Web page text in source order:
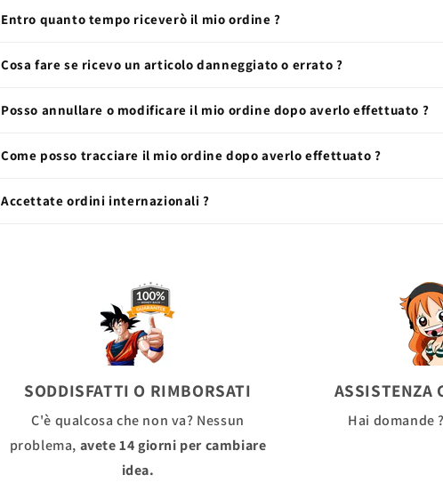
Entro quanto tempo riceverò il mio ordine ?
Cosa fare se ricevo un articolo danneggiato o errato ?
Posso annullare o modificare il mio ordine dopo averlo effettuato ?
Come posso tracciare il mio ordine dopo averlo effettuato ?
Accettate ordini internazionali ?
SODDISFATTI O RIMBORSATI
C'è qualcosa che non va? Nessun
problema, avete 14 giorni per cambiare
idea.
ASSISTENZA
Hai domande ?